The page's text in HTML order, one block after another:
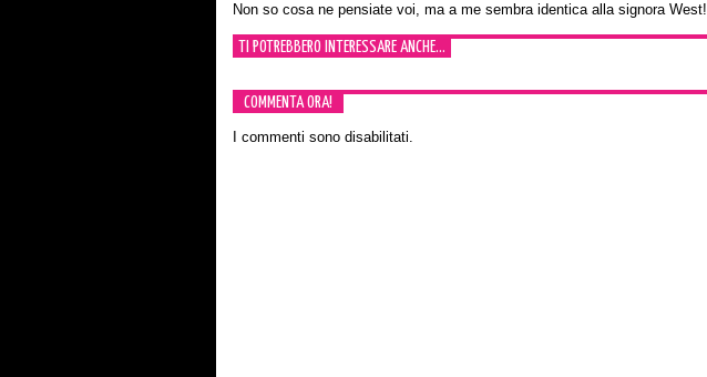
Non so cosa ne pensiate voi, ma a me sembra identica alla signora West!
TI POTREBBERO INTERESSARE ANCHE...
COMMENTA ORA!
I commenti sono disabilitati.